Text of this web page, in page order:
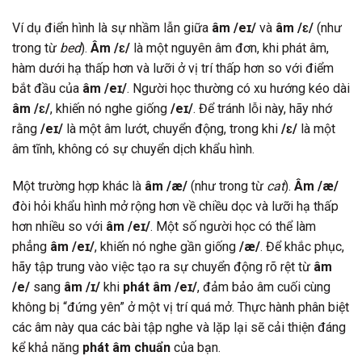
Ví dụ điển hình là sự nhầm lẫn giữa âm /eɪ/ và âm /ɛ/ (như
trong từ bed). Âm /ɛ/ là một nguyên âm đơn, khi phát âm,
hàm dưới hạ thấp hơn và lưỡi ở vị trí thấp hơn so với điểm
bắt đầu của âm /eɪ/. Người học thường có xu hướng kéo dài
âm /ɛ/, khiến nó nghe giống /eɪ/. Để tránh lỗi này, hãy nhớ
rằng /eɪ/ là một âm lướt, chuyển động, trong khi /ɛ/ là một
âm tĩnh, không có sự chuyển dịch khẩu hình.
Một trường hợp khác là âm /æ/ (như trong từ cat). Âm /æ/
đòi hỏi khẩu hình mở rộng hơn về chiều dọc và lưỡi hạ thấp
hơn nhiều so với âm /eɪ/. Một số người học có thể làm
phẳng âm /eɪ/, khiến nó nghe gần giống /æ/. Để khắc phục,
hãy tập trung vào việc tạo ra sự chuyển động rõ rệt từ âm
/e/ sang âm /ɪ/ khi phát âm /eɪ/, đảm bảo âm cuối cùng
không bị “đứng yên” ở một vị trí quá mở. Thực hành phân biệt
các âm này qua các bài tập nghe và lặp lại sẽ cải thiện đáng
kể khả năng phát âm chuẩn của bạn.